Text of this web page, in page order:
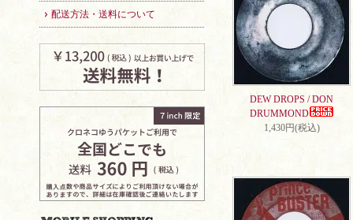
配送方法・送料について
DEW DROPS / DON
DRUMMOND
1,430円(税込)